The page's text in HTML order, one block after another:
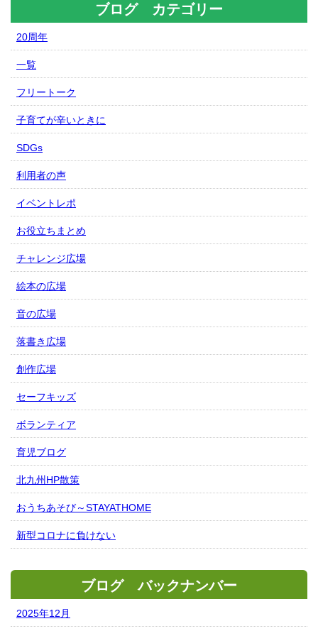
ブログ カテゴリー
20周年
一覧
フリートーク
子育てが辛いときに
SDGs
利用者の声
イベントレポ
お役立ちまとめ
チャレンジ広場
絵本の広場
音の広場
落書き広場
創作広場
セーフキッズ
ボランティア
育児ブログ
北九州HP散策
おうちあそび～STAYATHOME
新型コロナに負けない
ブログ バックナンバー
2025年12月